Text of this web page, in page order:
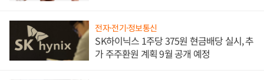
전자·전기·정보통신
SK하이닉스 1주당 375원 현금배당 실시, 추
가 주주환원 계획 9월 공개 예정